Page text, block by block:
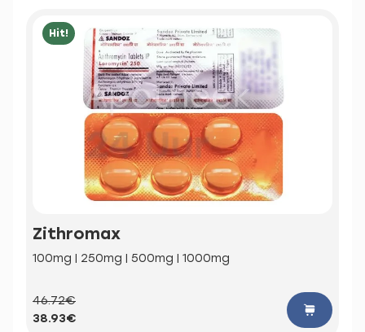
Hit!
Zithromax
100mg | 250mg | 500mg | 1000mg
46.72€
38.93€